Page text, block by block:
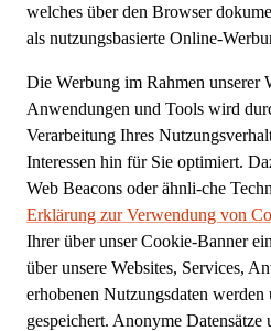
welches über den Browser
als nutzungsbasierte Online-
Die Werbung im Rahmen unserer
Anwendungen und Tools wird
Verarbeitung Ihres
Interessen hin für Sie optimiert.
Web Beacons oder ähnli-che
Erklärung zur Verwendung von
Ihrer über unser Cookie-Banner
über unsere Websites, Services,
erhobenen Nutzungsdaten
gespeichert. Anonyme Datensätze